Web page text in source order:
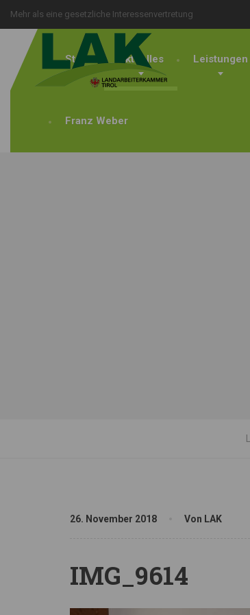
Mehr als eine gesetzliche Interessenvertretung
Start Aktuelles Leistungen
Franz Weber
26. November 2018 Von LAK
IMG_9614